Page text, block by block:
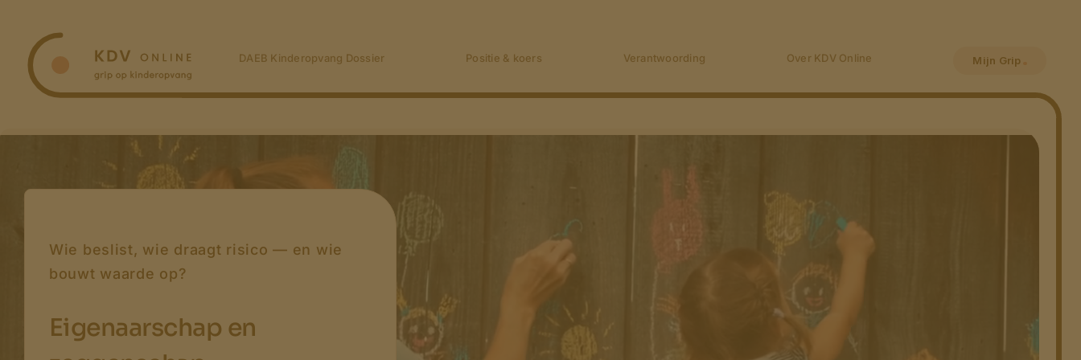
inhoud
DAEB Kinderopvang Dossier Positie & koers Verantwoording Over KDV Online Mijn Grip
Wie beslist, wie draagt risico — en wie
bouwt waarde op?
Eigenaarschap en